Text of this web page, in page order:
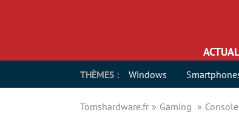
THÈMES : Windows
Tomshardware.fr Gaming